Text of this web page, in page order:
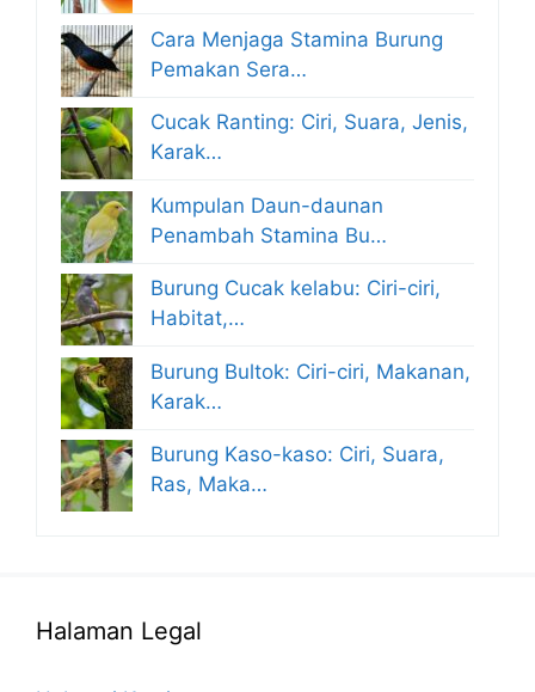
Cara Menjaga Stamina Burung
Pemakan Sera…
Cucak Ranting: Ciri, Suara, Jenis,
Karak…
Kumpulan Daun-daunan
Penambah Stamina Bu…
Burung Cucak kelabu: Ciri-ciri,
Habitat,…
Burung Bultok: Ciri-ciri, Makanan,
Karak…
Burung Kaso-kaso: Ciri, Suara,
Ras, Maka…
Halaman Legal